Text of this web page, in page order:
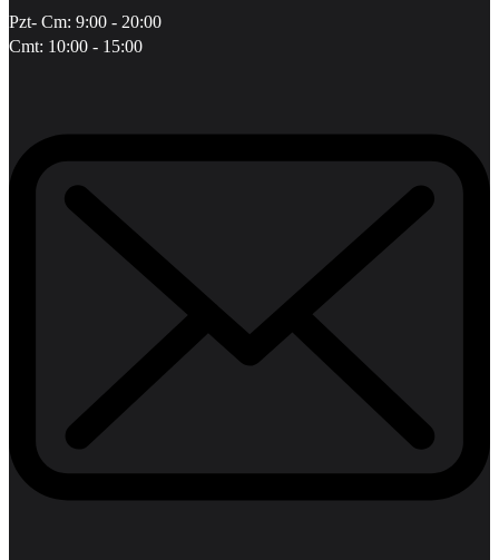
Pzt- Cm: 9:00 - 20:00
Cmt: 10:00 - 15:00